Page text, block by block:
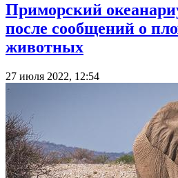
Приморский
после сообщений о
животных
27 июля 2022, 12:54